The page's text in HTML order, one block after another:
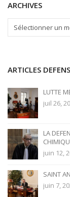
ARCHIVES
ARCHIVES
ARTICLES
LUTTE
juil 26,
LA
juin 12,
SAINT
juin 7,